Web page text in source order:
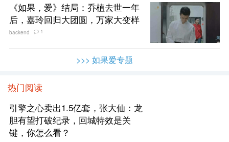
《如果，爱》结局：乔植去世一年
后，嘉玲回归大团圆，万家大变样
backend 1
>>> 如果爱专题
热门阅读
引擎之心卖出1.5亿套，张大仙：龙
胆有望打破纪录，回城特效是关
键，你怎么看？